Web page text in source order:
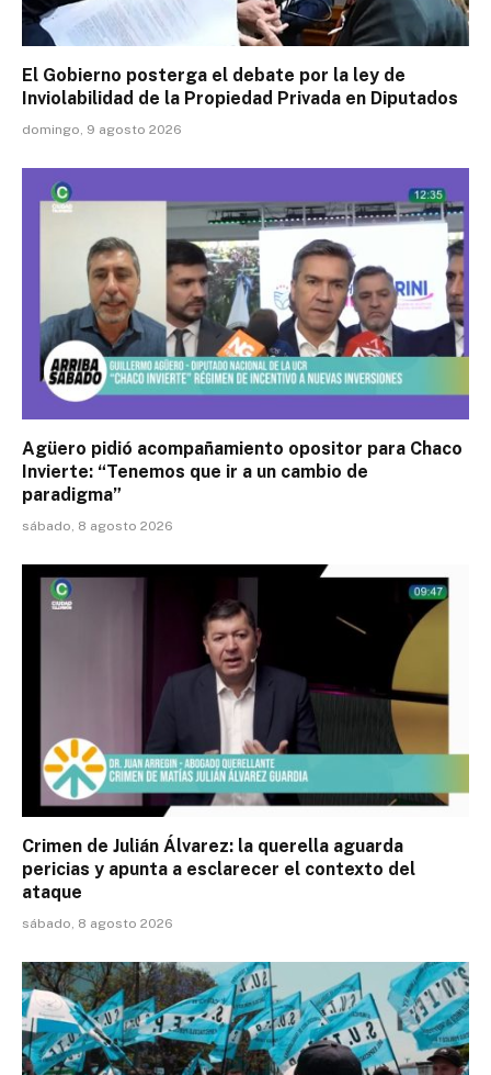
El Gobierno posterga el debate por la ley de
Inviolabilidad de la Propiedad Privada en Diputados
domingo, 9 agosto 2026
Agüero pidió acompañamiento opositor para Chaco
Invierte: “Tenemos que ir a un cambio de
paradigma”
sábado, 8 agosto 2026
Crimen de Julián Álvarez: la querella aguarda
pericias y apunta a esclarecer el contexto del
ataque
sábado, 8 agosto 2026